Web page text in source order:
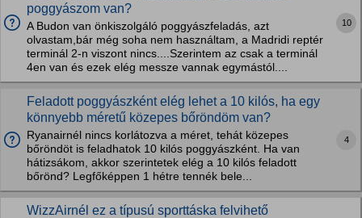
poggyászom van?
A Budon van önkiszolgáló poggyászfeladás, azt
olvastam,bár még soha nem használtam, a Madridi reptér
terminál 2-n viszont nincs....Szerintem az csak a terminál
4en van és ezek elég messze vannak egymástól....
10
Feladott poggyászként elég lehet a 10 kilós, ha egy
könnyebb méretű közepes bőröndöm van?
Ryanairnél nincs korlátozva a méret, tehát közepes
bőröndöt is feladhatok 10 kilós poggyászként. Ha van
hátizsákom, akkor szerintetek elég a 10 kilós feladott
bőrönd? Legfőképpen 1 hétre tennék bele...
4
WizzAirnél ez a típusú sporttáska felvihető